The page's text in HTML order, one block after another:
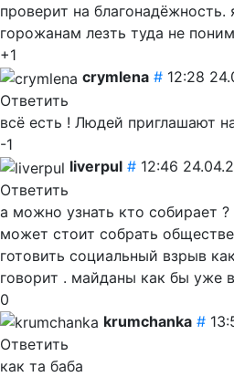
проверит на благонадёжность.
горожанам лезть туда не
+1
crymlena # 12:28
Ответить
всё есть ! Людей приглашают
-1
liverpul # 12:46
Ответить
а можно узнать кто собирает
может стоит собрать
готовить социальный взрыв
говорит . майданы как бы уже
0
krumchanka #
Ответить
как та баба